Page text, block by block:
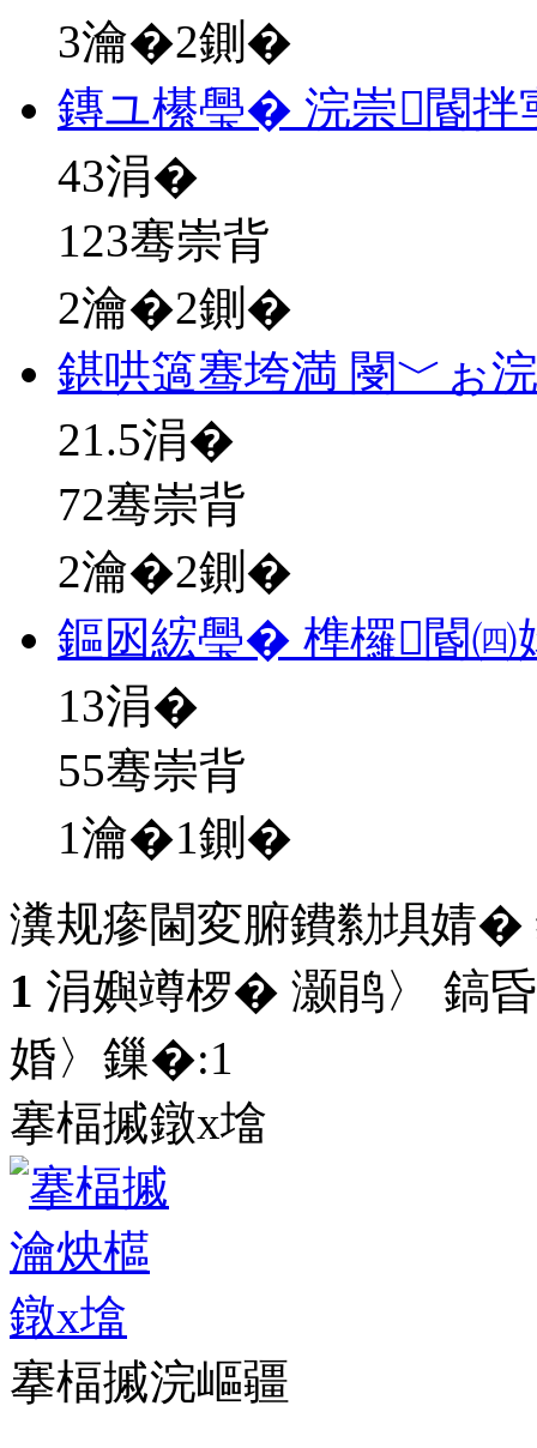
3瀹�2鍘�
鏄ユ櫀璺� 浣崇閽
43涓�
123骞崇背
2瀹�2鍘�
鍖哄簻骞垮満 閿﹀ぉ
21.5涓�
72骞崇背
2瀹�2鍘�
鏂囦綋璺� 榫欏閽㈣
13涓�
55骞崇背
1瀹�1鍘�
瀵规瘮閫変腑鐨勬埧婧�
1 涓嬩竴椤� 灏鹃〉 鎬
婚〉鏁�:1
搴楅摵鐓х墖
搴楅摵浣嶇疆